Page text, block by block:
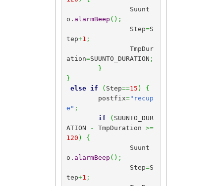
o. alarmBeep ( ) ;
		Step
=S
tep+1 ;
ation=SUUNTO_DURATION ;
}
}
else
if ( Step==15 )
{
	postfix
="recup
e" ;
if
( SUUNTO_DUR
ATION
- TmpDuration >=
120 )
{
o. alarmBeep ( ) ;
		Step
=S
tep+1 ;